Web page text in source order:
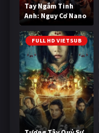
Tay Ngắm Tinh
Anh: Nguy Cơ Nano
FULL HD VIETSUB